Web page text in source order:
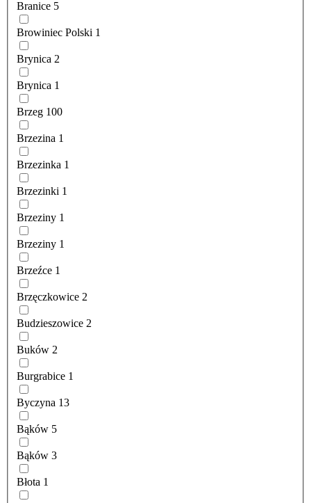
Branice 5
Browiniec Polski 1
Brynica 2
Brynica 1
Brzeg 100
Brzezina 1
Brzezinka 1
Brzezinki 1
Brzeziny 1
Brzeziny 1
Brzeźce 1
Brzęczkowice 2
Budzieszowice 2
Buków 2
Burgrabice 1
Byczyna 13
Bąków 5
Bąków 3
Błota 1